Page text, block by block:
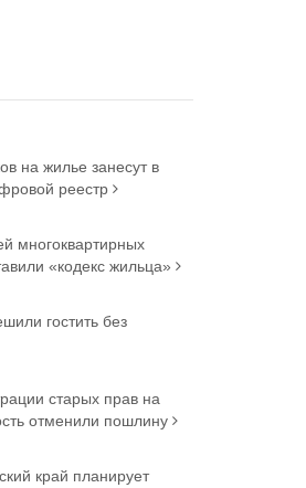
на жилье занесут в
реестр
многоквартирных
«кодекс жильца»
гостить без
старых прав на
отменили пошлину
край планирует